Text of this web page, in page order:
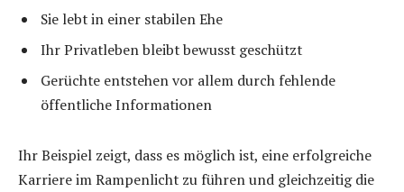
Sie lebt in einer stabilen Ehe
Ihr Privatleben bleibt bewusst geschützt
Gerüchte entstehen vor allem durch fehlende
öffentliche Informationen
Ihr Beispiel zeigt, dass es möglich ist, eine erfolgreiche
Karriere im Rampenlicht zu führen und gleichzeitig die